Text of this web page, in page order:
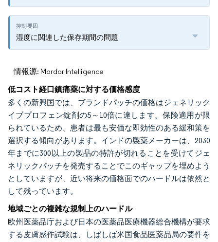
湿度に関連した保存期間の問題
情報源: Mordor Intelligence
低コスト経口鎮痛薬に対する価格感度
多くの新興国では、ブランドパッチの価格はジェネリック
イブプロフェン錠剤の5～10倍に達します。保険適用が限
られているため、患者は最も安価な即効性のある緩和策を
選択する傾向があります。インドの製薬メーカーは、2030
年までに300以上の製品の特許が切れることを受けてジェ
ネリックパッチを発売することでこのギャップを埋めよう
としていますが、近い将来の価格面でのハードルは依然と
して残っています。
地域ごとの複雑な規制上のハードル
欧州医薬品庁および日本の医薬品医療機器総合機構が要求
する皮膚感作試験は、しばしば米国食品医薬品局の要件を